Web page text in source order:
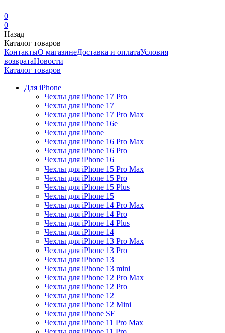
0
0
Назад
Каталог товаров
КонтактыО магазинеДоставка и оплатаУсловия
возвратаНовости
Каталог товаров
Для iPhone
Чехлы для iPhone 17 Pro
Чехлы для iPhone 17
Чехлы для iPhone 17 Pro Max
Чехлы для iPhone 16e
Чехлы для iPhone
Чехлы для iPhone 16 Pro Max
Чехлы для iPhone 16 Pro
Чехлы для iPhone 16
Чехлы для iPhone 15 Pro Max
Чехлы для iPhone 15 Pro
Чехлы для iPhone 15 Plus
Чехлы для iPhone 15
Чехлы для iPhone 14 Pro Max
Чехлы для iPhone 14 Pro
Чехлы для iPhone 14 Plus
Чехлы для iPhone 14
Чехлы для iPhone 13 Pro Max
Чехлы для iPhone 13 Pro
Чехлы для iPhone 13
Чехлы для iPhone 13 mini
Чехлы для iPhone 12 Pro Max
Чехлы для iPhone 12 Pro
Чехлы для iPhone 12
Чехлы для iPhone 12 Mini
Чехлы для iPhone SE
Чехлы для iPhone 11 Pro Max